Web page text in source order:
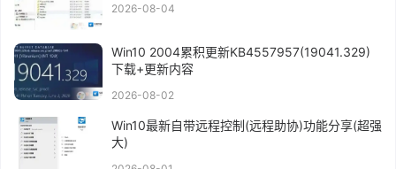
2026-08-04
Win10 2004累积更新KB4557957(19041.329)
下载+更新内容
2026-08-02
Win10最新自带远程控制(远程助协)功能分享(超强
大)